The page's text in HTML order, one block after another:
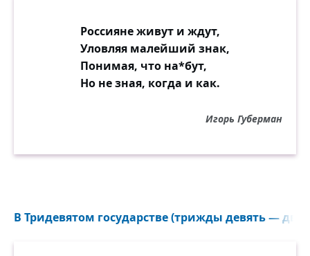
Россияне живут и ждут,
Уловляя малейший знак,
Понимая, что на*бут,
Но не зная, когда и как.
Игорь Губерман
В Тридевятом государстве (трижды девять —